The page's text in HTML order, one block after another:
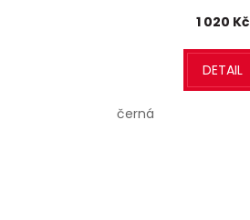
černá
1 020 Kč
DETAIL